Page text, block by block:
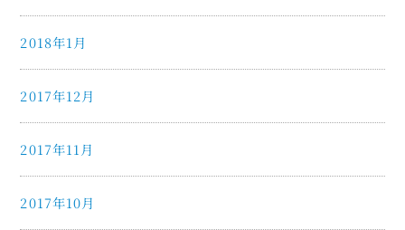
2018年1月
2017年12月
2017年11月
2017年10月